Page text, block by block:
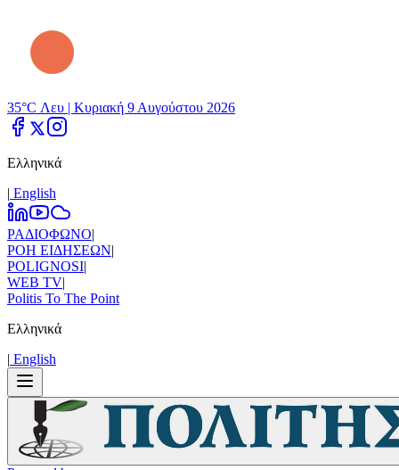
35°C Λευ | Κυριακή 9 Αυγούστου 2026
Ελληνικά
| Εnglish
ΡΑΔΙΟΦΩΝΟ|
ΡΟΗ ΕΙΔΗΣΕΩΝ|
POLIGNOSI|
WEB TV|
Politis To The Point
Ελληνικά
| Εnglish